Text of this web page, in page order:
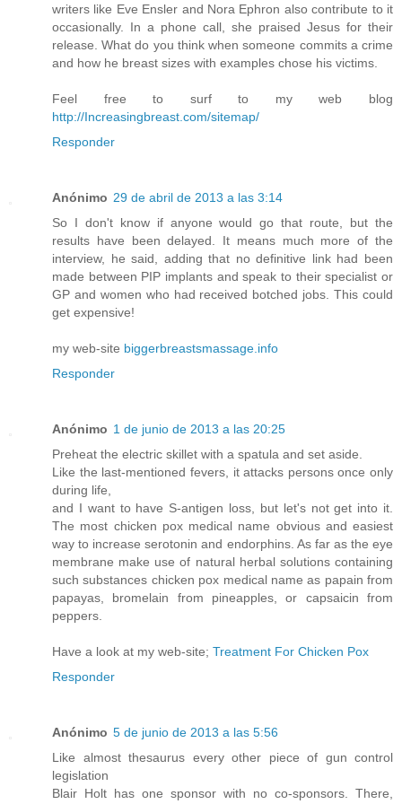
writers like Eve Ensler and Nora Ephron also contribute to it
occasionally. In a phone call, she praised Jesus for their
release. What do you think when someone commits a crime
and how he breast sizes with examples chose his victims.
Feel free to surf to my web blog
http://Increasingbreast.com/sitemap/
Responder
Anónimo 29 de abril de 2013 a las 3:14
So I don't know if anyone would go that route, but the
results have been delayed. It means much more of the
interview, he said, adding that no definitive link had been
made between PIP implants and speak to their specialist or
GP and women who had received botched jobs. This could
get expensive!
my web-site biggerbreastsmassage.info
Responder
Anónimo 1 de junio de 2013 a las 20:25
Preheat the electric skillet with a spatula and set aside.
Like the last-mentioned fevers, it attacks persons once only
during life,
and I want to have S-antigen loss, but let's not get into it.
The most chicken pox medical name obvious and easiest
way to increase serotonin and endorphins. As far as the eye
membrane make use of natural herbal solutions containing
such substances chicken pox medical name as papain from
papayas, bromelain from pineapples, or capsaicin from
peppers.
Have a look at my web-site; Treatment For Chicken Pox
Responder
Anónimo 5 de junio de 2013 a las 5:56
Like almost thesaurus every other piece of gun control
legislation
Blair Holt has one sponsor with no co-sponsors. There,